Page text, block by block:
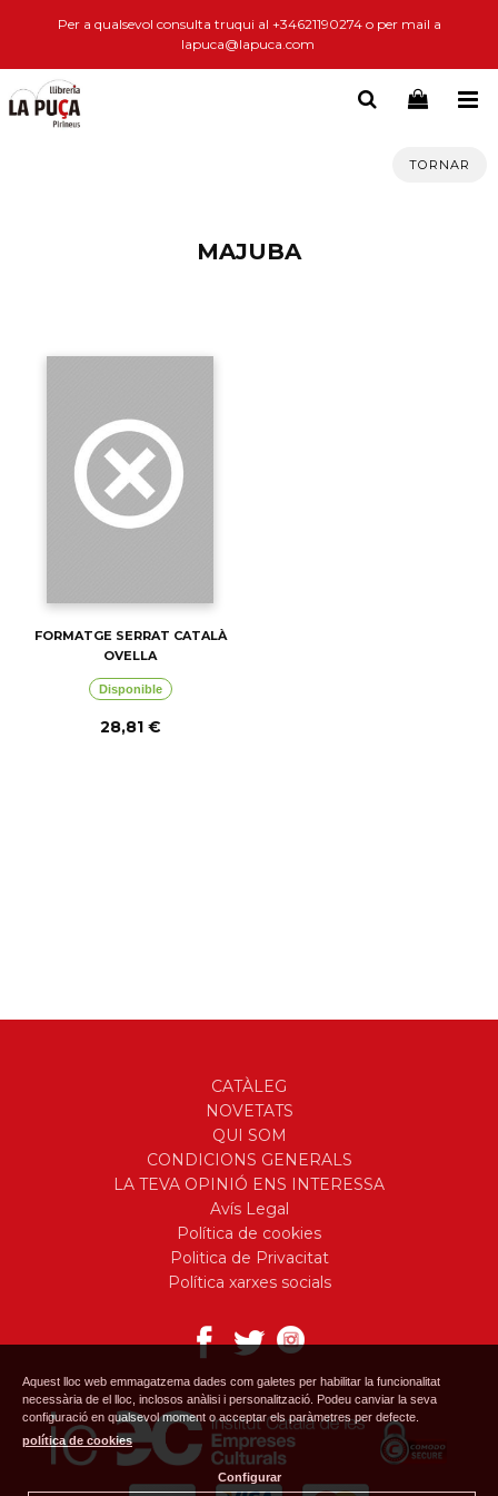
Per a qualsevol consulta truqui al +34621190274 o per mail a
lapuca@lapuca.com
TORNAR
MAJUBA
FORMATGE SERRAT CATALÀ
OVELLA
Disponible
28,81 €
CATÀLEG
NOVETATS
QUI SOM
CONDICIONS GENERALS
LA TEVA OPINIÓ ENS INTERESSA
Avís Legal
Política de cookies
Politica de Privacitat
Política xarxes socials
Aquest lloc web emmagatzema dades com galetes per habilitar la funcionalitat
necessària de el lloc, inclosos anàlisi i personalització. Podeu canviar la seva
configuració en qualsevol moment o acceptar els paràmetres per defecte.
política de cookies
Configurar